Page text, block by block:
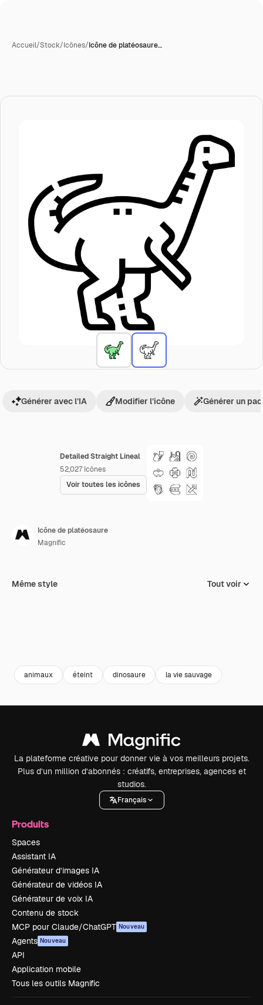
Accueil/Stock/Icônes/Icône de platéosaure…
Detailed Straight Lineal
52,027 Icônes
Voir toutes les icônes
Générer avec l’IA Modifier l’icône Générer un
Icône de platéosaure
Magnific
Même style Tout voir
animaux éteint dinosaure la vie sauvage
La plateforme créative pour donner vie à vos meilleurs projets.
Plus d’un million d’abonnés : créatifs, entreprises, agences et
studios.
Français
Produits
Spaces
Assistant IA
Générateur d’images IA
Générateur de vidéos IA
Générateur de voix IA
Contenu de stock
MCP pour Claude/ChatGPT Nouveau
Agents Nouveau
API
Application mobile
Tous les outils Magnific